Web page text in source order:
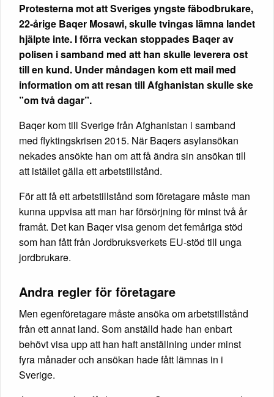
Protesterna mot att Sveriges yngste fäbodbrukare,
22-årige Baqer Mosawi, skulle tvingas lämna landet
hjälpte inte. I förra veckan stoppades Baqer av
polisen i samband med att han skulle leverera ost
till en kund. Under måndagen kom ett mail med
information om att resan till Afghanistan skulle ske
”om två dagar”.
Baqer kom till Sverige från Afghanistan i samband
med flyktingskrisen 2015. När Baqers asylansökan
nekades ansökte han om att få ändra sin ansökan till
att istället gälla ett arbetstillstånd.
För att få ett arbetstillstånd som företagare måste man
kunna uppvisa att man har försörjning för minst två år
framåt. Det kan Baqer visa genom det femåriga stöd
som han fått från Jordbruksverkets EU-stöd till unga
jordbrukare.
Andra regler för företagare
Men egenföretagare måste ansöka om arbetstillstånd
från ett annat land. Som anställd hade han enbart
behövt visa upp att han haft anställning under minst
fyra månader och ansökan hade fått lämnas in i
Sverige.